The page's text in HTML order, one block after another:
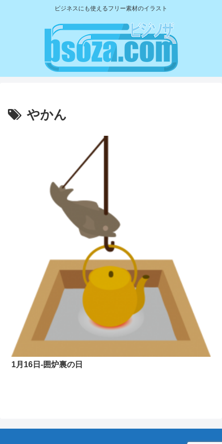
ビジネスにも使えるフリー素材のイラスト
やかん
1月16日-囲炉裏の日